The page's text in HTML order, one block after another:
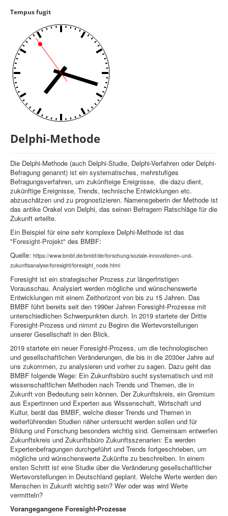
Balanced Scorecard
Benchmarking
Hoshin-Kanri
Kommunikation
Entscheidungsregeln
Aktuelle Seite: Startseite
Tempus fugit
Delphi-Methode
Die Delphi-Methode (auch Delphi-Studie, Delphi-Verfahren oder Delphi-
Befragung genannt) ist ein systematisches, mehrstufiges
Befragungsverfahren, um zukünfteige Ereignisse, die dazu dient,
zukünftige Ereignisse, Trends, technische Entwicklungen etc.
abzuschätzen und zu prognostizieren. Namensgeberin der Methode ist
das antike Orakel von Delphi, das seinen Befragern Ratschläge für die
Zukunft erteilte.
Ein Beispiel für eine sehr komplexe Delphi-Methode ist das
"Foresight-Projekt" des BMBF:
Quelle: https://www.bmbf.de/bmbf/de/forschung/soziale-innovationen-und-
zukunftsanalyse/foresight/foresight_node.html
Foresight ist ein strategischer Prozess zur längerfristigen
Vorausschau. Analysiert werden mögliche und wünschenswerte
Entwicklungen mit einem Zeithorizont von bis zu 15 Jahren. Das
BMBF führt bereits seit den 1990er Jahren Foresight-Prozesse mit
unterschiedlichen Schwerpunkten durch. In 2019 startete der Dritte
Foresight-Prozess und nimmt zu Beginn die Wertevorstellungen
unserer Gesellschaft in den Blick.
2019 startete ein neuer Foresight-Prozess, um die technologischen
und gesellschaftlichen Veränderungen, die bis in die 2030er Jahre auf
uns zukommen, zu analysieren und vorher zu sagen. Dazu geht das
BMBF folgende Wege: Ein Zukunftsbüro sucht systematisch und mit
wissenschaftlichen Methoden nach Trends und Themen, die in
Zukunft von Bedeutung sein können. Der Zukunftskreis, ein Gremium
aus Expertinnen und Experten aus Wissenschaft, Wirtschaft und
Kultur, berät das BMBF, welche dieser Trends und Themen in
weiterführenden Studien näher untersucht werden sollen und für
Bildung und Forschung besonders wichtig sind. Gemeinsam entwerfen
Zukunftskreis und Zukunftsbüro Zukunftsszenarien: Es werden
Expertenbefragungen durchgeführt und Trends fortgeschrieben, um
mögliche und wünschenswerte Zukünfte zu beschreiben. In einem
ersten Schritt ist eine Studie über die Veränderung gesellschaftlicher
Wertevorstellungen in Deutschland geplant. Welche Werte werden den
Menschen in Zukunft wichtig sein? Wer oder was wird Werte
vermitteln?
Vorangegangene Foresight-Prozesse